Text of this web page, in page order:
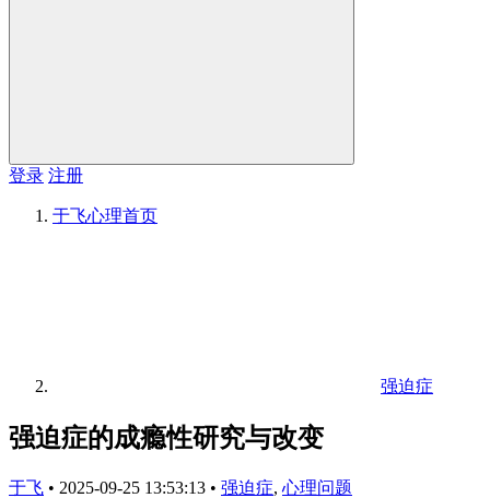
登录 注册
于飞心理首页
强迫症
强迫症的成瘾性研究与改变
于飞 • 2025-09-25 13:53:13 • 强迫症, 心理问题